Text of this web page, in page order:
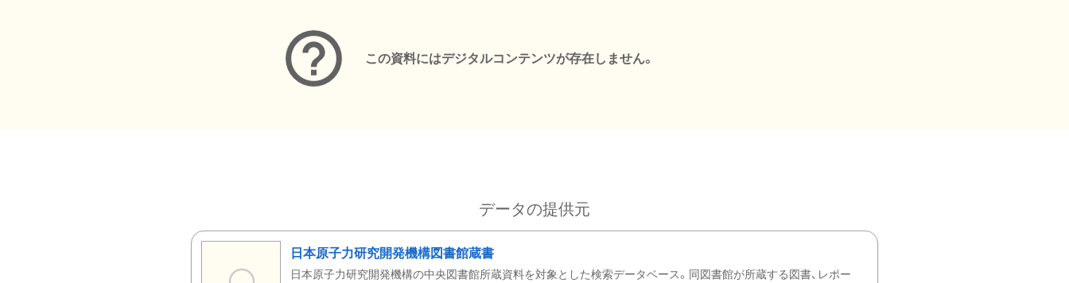
この資料にはデジタルコンテンツが存在しません。
データの提供元
日本原子力研究開発機構図書館蔵書
日本原子力研究開発機構の中央図書館所蔵資料を対象とした検索データベース。同図書館が所蔵する図書、レポー